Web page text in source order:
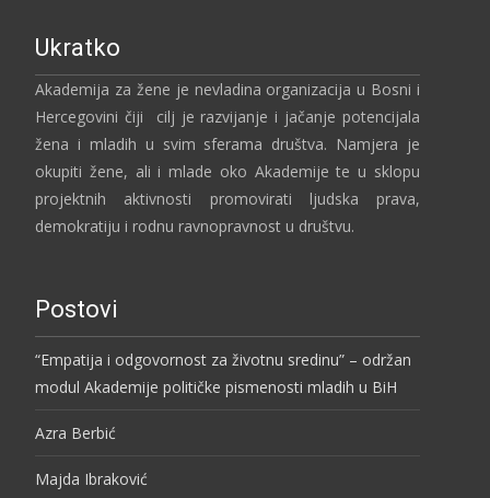
Ukratko
Akademija za žene je nevladina organizacija u Bosni i
Hercegovini čiji cilj je razvijanje i jačanje potencijala
žena i mladih u svim sferama društva. Namjera je
okupiti žene, ali i mlade oko Akademije te u sklopu
projektnih aktivnosti promovirati ljudska prava,
demokratiju i rodnu ravnopravnost u društvu.
Postovi
“Empatija i odgovornost za životnu sredinu” – održan
modul Akademije političke pismenosti mladih u BiH
Azra Berbić
Majda Ibraković